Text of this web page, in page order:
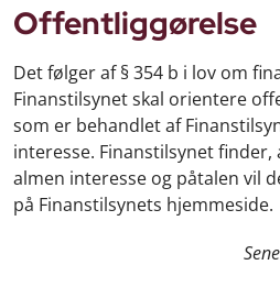
Offentliggørelse
Det følger af § 354 b i lov om
Finanstilsynet skal orientere
som er behandlet af
interesse. Finanstilsynet finder,
almen interesse og påtalen vil
på Finanstilsynets hjemmeside.